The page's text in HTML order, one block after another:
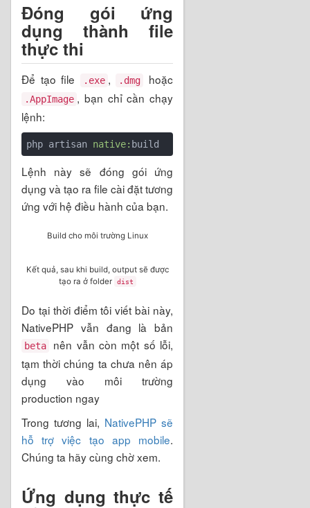
Đóng gói ứng
dụng thành file
thực thi
Để tạo file .exe , .dmg hoặc
.AppImage , bạn chỉ cần chạy
lệnh:
php artisan native: build
Lệnh này sẽ đóng gói ứng
dụng và tạo ra file cài đặt tương
ứng với hệ điều hành của bạn.
Build cho môi trường Linux
Kết quả, sau khi build, output sẽ được
tạo ra ở folder dist
Do tại thời điểm tôi viết bài này,
NativePHP vẫn đang là bản
beta
nên vẫn còn một số lỗi,
tạm thời chúng ta chưa nên áp
dụng vào môi trường
production ngay
Trong tương lai, NativePHP sẽ
hỗ trợ việc tạo app mobile.
Chúng ta hãy cùng chờ xem.
Ứng dụng thực tế